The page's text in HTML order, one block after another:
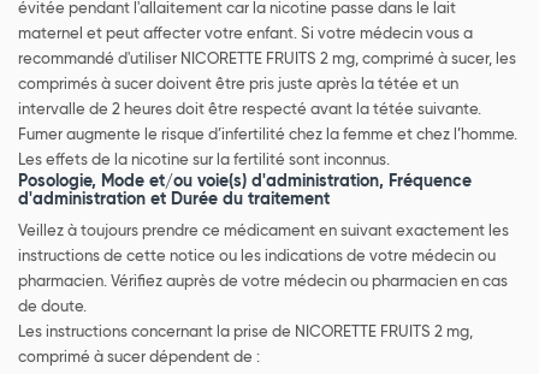
évitée pendant l'allaitement car la nicotine passe dans le lait
maternel et peut affecter votre enfant. Si votre médecin vous a
recommandé d'utiliser NICORETTE FRUITS 2 mg, comprimé à sucer, les
comprimés à sucer doivent être pris juste après la tétée et un
intervalle de 2 heures doit être respecté avant la tétée suivante.
Fumer augmente le risque d’infertilité chez la femme et chez l’homme.
Les effets de la nicotine sur la fertilité sont inconnus.
Posologie, Mode et/ou voie(s) d'administration, Fréquence
d'administration et Durée du traitement
Veillez à toujours prendre ce médicament en suivant exactement les
instructions de cette notice ou les indications de votre médecin ou
pharmacien. Vérifiez auprès de votre médecin ou pharmacien en cas
de doute.
Les instructions concernant la prise de NICORETTE FRUITS 2 mg,
comprimé à sucer dépendent de :